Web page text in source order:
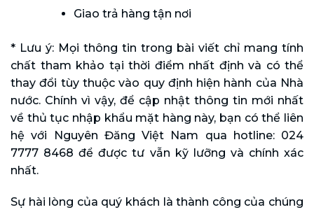
Giao trả hàng tận nơi
* Lưu ý: Mọi thông tin trong bài viết chỉ mang tính
chất tham khảo tại thời điểm nhất định và có thể
thay đổi tùy thuộc vào quy định hiện hành của Nhà
nước. Chính vì vậy, để cập nhật thông tin mới nhất
về thủ tục nhập khẩu mặt hàng này, bạn có thể liên
hệ với Nguyên Đăng Việt Nam qua hotline: 024
7777 8468 để được tư vẫn kỹ lưỡng và chính xác
nhất.
Sự hài lòng của quý khách là thành công của chúng